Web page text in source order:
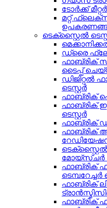
ടോർക്ക് മീറ്റർ
മറ്റ്
ടെക്സ്റ്റൈൽ
ഡ്രൈ
ഫാബ്രിക്
ടൈപ്പ്
ഡിജിറ്റൽ
ടെസ്റ്റർ
ഫാബ്രിക്
ഫാബ്രിക്
ടെസ്റ്റർ
ഫാബ്രിക്
ഫാബ്രിക്
മോയ്സ്ചർ
ഫാബ്രിക്
ഫാബ്രിക്
ഫാബ്രിക്